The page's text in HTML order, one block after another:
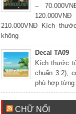
–
210.000VNĐ Kích
không
Decal TA09
Kích thước
chuẩn 3:2),
phù hợp từng
CHỮ NỔI